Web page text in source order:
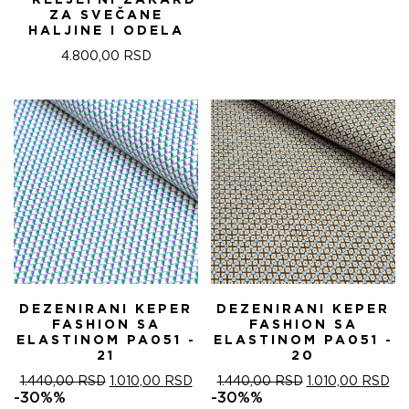
ZA SVEČANE
HALJINE I ODELA
4.800,00 RSD
DEZENIRANI KEPER
FASHION SA
ELASTINOM PA051 -
21
1.440,00RSD ОРИГИНАЛНА
1.010,00 RSDТРЕНУТНА
ЦЕНА
-30%%
DEZENIRANI KEPER
FASHION SA
ELASTINOM PA051 -
20
1.440,00RSD ОРИГИНАЛНА
1.010,00 RSD
-30%%